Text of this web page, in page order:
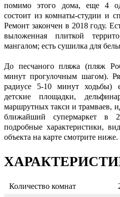
помимо этого дома, еще 4
состоит из комнаты-студии и
Ремонт закончен в 2018 году.
выложенная плиткой
мангалом; есть сушилка для
До песчаного пляжа (пляж
минут прогулочным шагом).
радиусе 5-10 минут ходьбы)
детские площадки,
маршрутных такси и трамваев,
ближайший супермаркет в
подробные характеристики,
объекта на карте смотрите ниже.
Количество комнат